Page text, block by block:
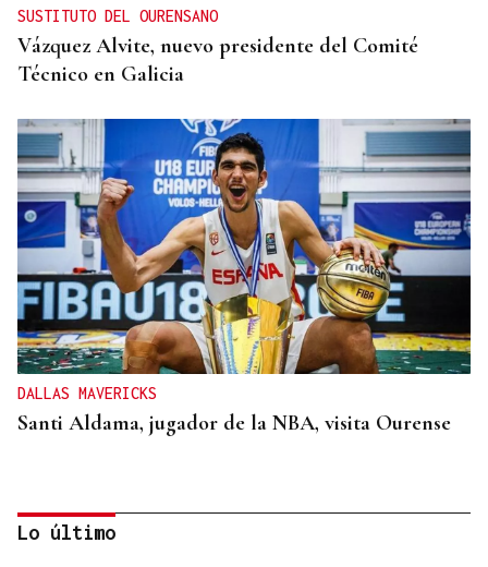
SUSTITUTO DEL OURENSANO
Vázquez Alvite, nuevo presidente del Comité
Técnico en Galicia
DALLAS MAVERICKS
Santi Aldama, jugador de la NBA, visita Ourense
Lo último